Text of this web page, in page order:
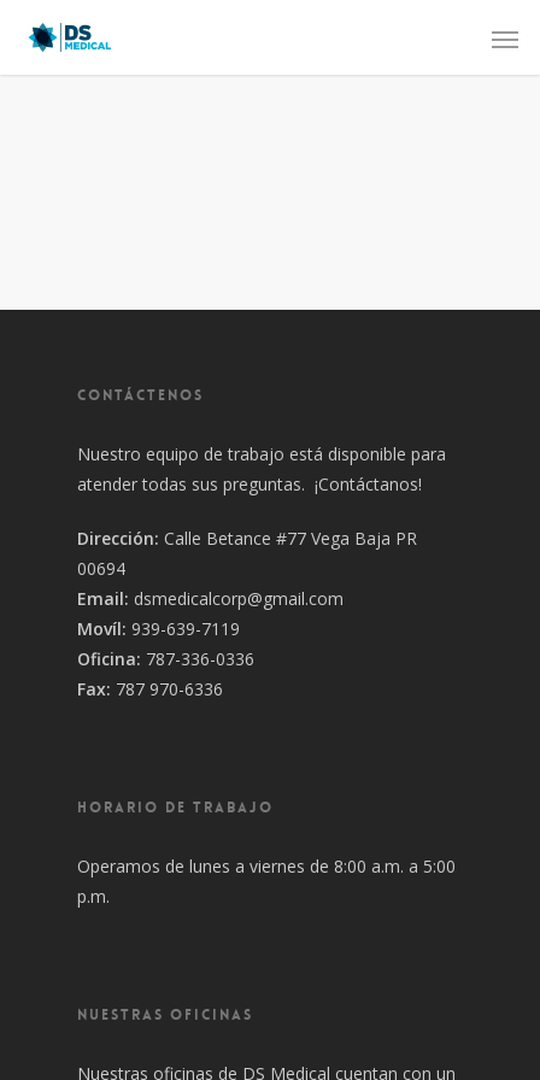
CONTÁCTENOS
Nuestro equipo de trabajo está disponible para
atender todas sus preguntas. ¡Contáctanos!
Dirección: Calle Betance #77 Vega Baja PR
00694
Email: dsmedicalcorp@gmail.com
Movíl: 939-639-7119
Oficina: 787-336-0336
Fax: 787 970-6336
HORARIO DE TRABAJO
Operamos de lunes a viernes de 8:00 a.m. a 5:00
p.m.
NUESTRAS OFICINAS
Nuestras oficinas de DS Medical cuentan con un